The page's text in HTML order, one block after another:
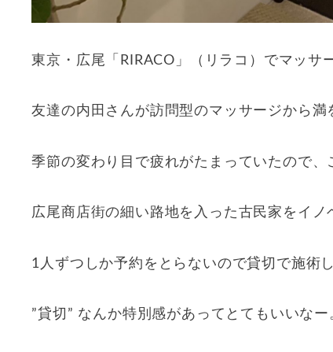
東京・広尾「RIRACO」（リラコ）でマッサ
友達の内田さんが訪問型のマッサージから
季節の変わり目で疲れがたまっていたので
広尾商店街の細い路地を入った古民家をイノ
1人ずつしか予約をとらないので貸切で施術
”貸切” なんか特別感があってとてもいいなー